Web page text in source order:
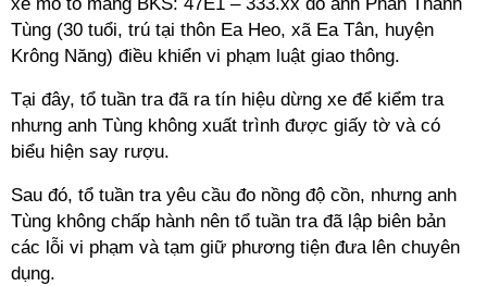
Tùng (30 tuổi, trú tại thôn Ea Heo, xã Ea Tân, huyện
Krông Năng) điều khiển vi phạm luật giao thông.
Tại đây, tổ tuần tra đã ra tín hiệu dừng xe để kiểm tra
nhưng anh Tùng không xuất trình được giấy tờ và có
biểu hiện say rượu.
Sau đó, tổ tuần tra yêu cầu đo nồng độ cồn, nhưng anh
Tùng không chấp hành nên tổ tuần tra đã lập biên bản
các lỗi vi phạm và tạm giữ phương tiện đưa lên chuyên
dụng.